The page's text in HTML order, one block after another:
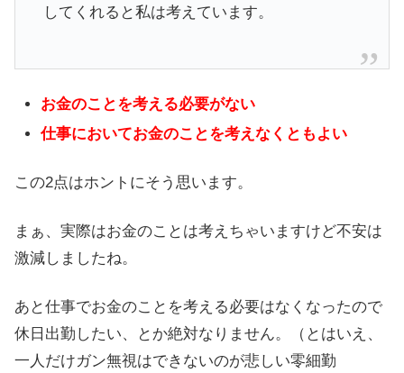
してくれると私は考えています。
お金のことを考える必要がない
仕事においてお金のことを考えなくともよい
この2点はホントにそう思います。
まぁ、実際はお金のことは考えちゃいますけど不安は
激減しましたね。
あと仕事でお金のことを考える必要はなくなったので
休日出勤したい、とか絶対なりません。（とはいえ、
一人だけガン無視はできないのが悲しい零細勤